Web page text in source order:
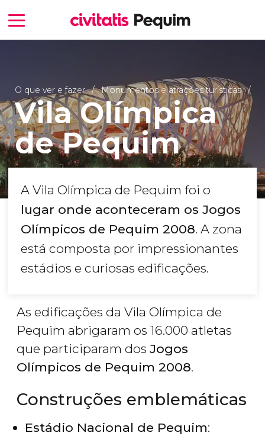
O que ver e fazer Monumentos e atrações turísticas
Vila Olímpica
de Pequim
A Vila Olímpica de Pequim foi o
lugar onde aconteceram os Jogos
Olímpicos de Pequim 2008. A zona
está composta por impressionantes
estádios e curiosas edificações.
As edificações da Vila Olímpica de
Pequim abrigaram os 16.000 atletas
que participaram dos Jogos
Olímpicos de Pequim 2008.
Construções emblemáticas
Estádio Nacional de Pequim: